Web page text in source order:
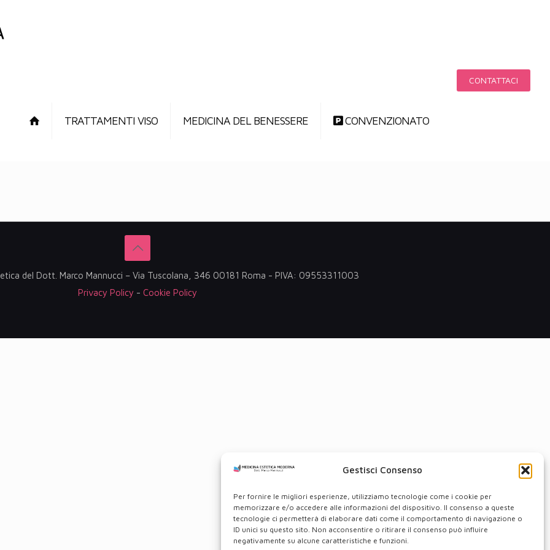
Gestisci Consenso
Per fornire le migliori esperienze, utilizziamo tecnologie come i cookie per
memorizzare e/o accedere alle informazioni del dispositivo. Il consenso a queste
tecnologie ci permetterà di elaborare dati come il comportamento di navigazione o
ID unici su questo sito. Non acconsentire o ritirare il consenso può influire
negativamente su alcune caratteristiche e funzioni.
TRATTAMENTI VISO MEDICINA DEL BENESSERE CONVENZIONATO
CONTATTACI
del Dott. Marco Mannucci – Via Tuscolana, 346 00181 Roma - PIVA: 09553311003
Privacy Policy - Cookie Policy